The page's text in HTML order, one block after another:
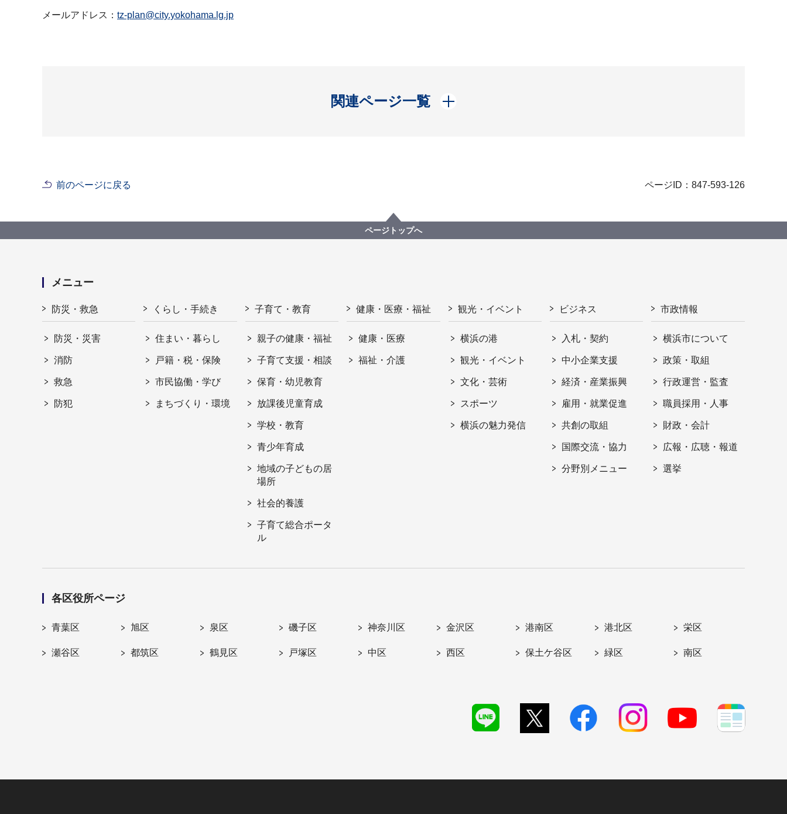
メールアドレス： tz-plan@city.yokohama.lg.jp
関連ページ一覧
開く
前のページに戻る ページID：847-593-126
ページトップへ
メニュー
防災・救急
防災・災害
消防
救急
防犯
くらし・手続き
住まい・暮らし
戸籍・税・保険
市民協働・学び
まちづくり・環境
子育て・教育
親子の健康・福祉
子育て支援・相談
保育・幼児教育
放課後児童育成
学校・教育
青少年育成
地域の子どもの居
場所
社会的養護
子育て総合ポータ
ル
健康・医療・福祉
健康・医療
福祉・介護
観光・イベント
横浜の港
観光・イベント
文化・芸術
スポーツ
横浜の魅力発信
ビジネス
入札・契約
中小企業支援
経済・産業振興
雇用・就業促進
共創の取組
国際交流・協力
分野別メニュー
市政情報
横浜市について
政策・取組
行政運営・監査
職員採用・人事
財政・会計
広報・広聴・報道
選挙
各区役所ページ
青葉区 旭区 泉区 磯子区 神奈川区 金沢区 港南区 港北区 栄区
瀬谷区 都筑区 鶴見区 戸塚区 中区 西区 保土ケ谷区 緑区 南区